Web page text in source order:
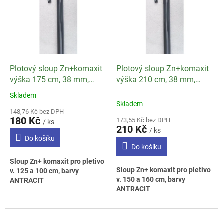
Plotový sloup Zn+komaxit
výška 175 cm, 38 mm,
ANTRACIT
Průměrné
produktu
je
3,2
hvězdiček.
Skladem
148,76 Kč bez DPH
180 Kč / ks
Do košíku
Sloup Zn+ komaxit pro pletivo
v. 125 a 100 cm, barvy
ANTRACIT
Plotový sloup Zn+komaxit
výška 210 cm, 38 mm,
Skladem
173,55 Kč bez DPH
210 Kč / ks
Do košíku
Sloup Zn+ komaxit pro pletivo
v. 150 a 160 cm, barvy
ANTRACIT